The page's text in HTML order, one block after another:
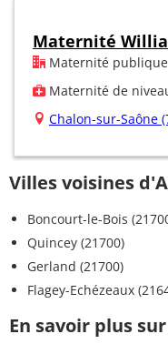
Maternité
Maternité publique
Maternité de
Chalon-sur-Saône
Villes voisines
Boncourt-le-Bois
Quincey (21700)
Gerland (21700)
Flagey-Echézeaux
En savoir plus